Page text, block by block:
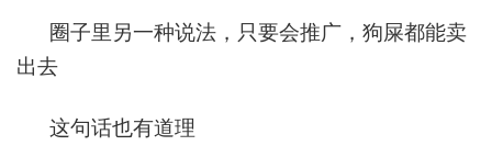
圈子里另一种说法，只要会推广，狗屎都能卖
出去
这句话也有道理